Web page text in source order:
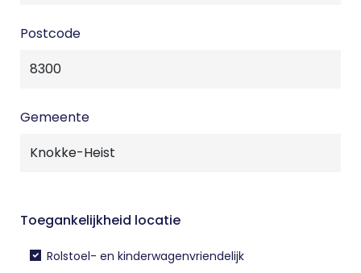
Postcode
Gemeente
Toegankelijkheid locatie
Rolstoel- en kinderwagenvriendelijk